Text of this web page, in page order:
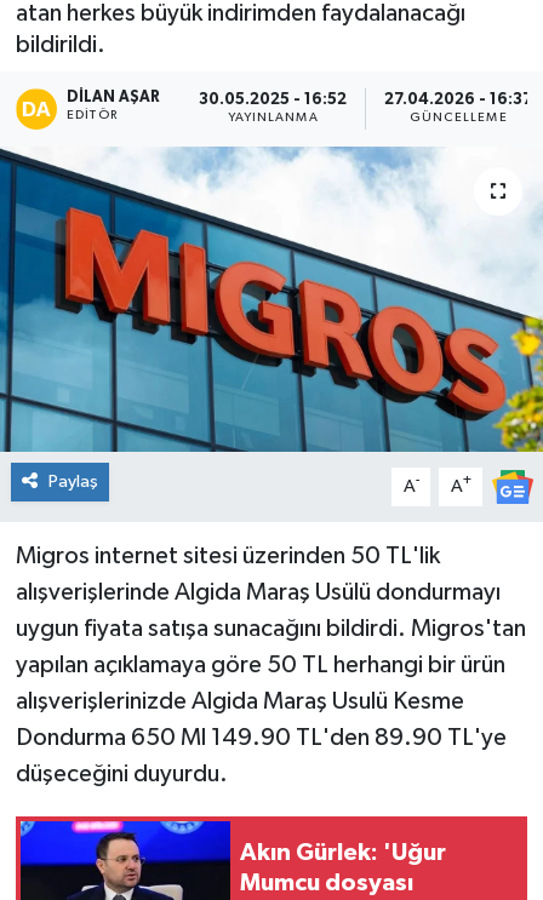
atan herkes büyük indirimden faydalanacağı
bildirildi.
DILAN AŞAR
EDITÖR
30.05.2025 - 16:52
YAYINLANMA
27.04.2026 - 16:37
GÜNCELLEME
Paylaş A- A+
Migros internet sitesi üzerinden 50 TL'lik
alışverişlerinde Algida Maraş Usülü dondurmayı
uygun fiyata satışa sunacağını bildirdi. Migros'tan
yapılan açıklamaya göre 50 TL herhangi bir ürün
alışverişlerinizde Algida Maraş Usulü Kesme
Dondurma 650 Ml 149.90 TL'den 89.90 TL'ye
düşeceğini duyurdu.
Akın Gürlek: 'Uğur
Mumcu dosyası
Magazin
Resmi İlanlar
Spor
Teknoloji
Tatil ve Seyahat
Okul Gazetesi
Son Dakika Haberleri
Haber Arşivi